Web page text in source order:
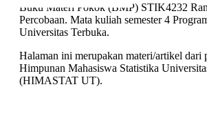
Buku Materi Pokok (BMP) STIK4232
Percobaan. Mata kuliah semester 4
Universitas Terbuka.
Halaman ini merupakan materi/artikel dari
Himpunan Mahasiswa Statistika
(HIMASTAT UT).